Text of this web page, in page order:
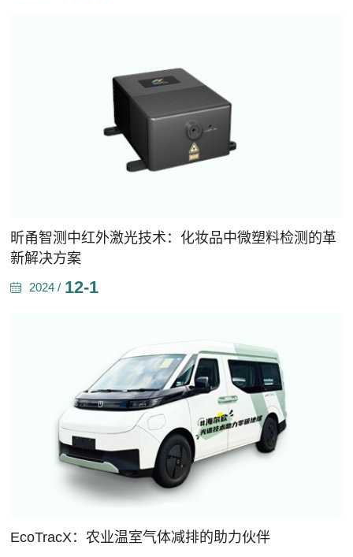
昕甬智测中红外激光技术：化妆品中微塑料检测的革
新解决方案
2024 / 12-1
EcoTracX：农业温室气体减排的助力伙伴